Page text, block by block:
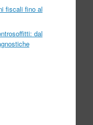
fiscali fino al
dal